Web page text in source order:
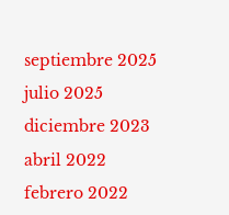
septiembre 2025
julio 2025
diciembre 2023
abril 2022
febrero 2022